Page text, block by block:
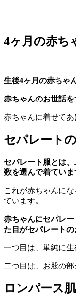
4ヶ月の赤ち
生後4ヶ月の赤ちゃ
赤ちゃんのお世話
赤ちゃんに着せて
セパレート
セパレート服とは
数を選んで着ていま
これが赤ちゃんに
ています。
赤ちゃんにセパレ
た目がセパレート
一つ目は、単純に生
二つ目は、お股の
ロンパース